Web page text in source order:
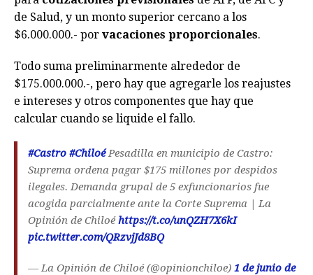
de Salud, y un monto superior cercano a los
$6.000.000.- por vacaciones proporcionales.
Todo suma preliminarmente alrededor de
$175.000.000.-, pero hay que agregarle los reajustes
e intereses y otros componentes que hay que
calcular cuando se liquide el fallo.
#Castro #ChiloéPesadilla en municipio de Castro:
Suprema ordena pagar $175 millones por despidos
ilegales. Demanda grupal de 5 exfuncionarios fue
acogida parcialmente ante la Corte Suprema | La
Opinión de Chiloéhttps://t.co/unQZH7X6kI
pic.twitter.com/QRzvjJd8BQ
— La Opinión de Chiloé (@opinionchiloe) 1 de junio de